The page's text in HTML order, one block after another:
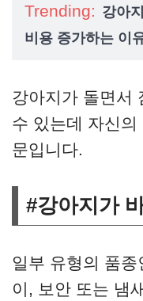
Trending: 강아
비용 증가하는 이
강아지가 돌면서
수 있는데 자신
문입니다.
#강아지가
일부 유형의 품
이, 보안 또는 냄